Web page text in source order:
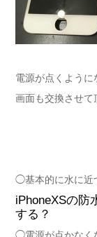
電源が点くよう
画面も交換させ
◯基本的に水に近
iPhoneXSの防
する？